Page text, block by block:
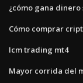
¿cómo gana dinero
Cómo comprar
Icm trading mt4
Mayor corrida del